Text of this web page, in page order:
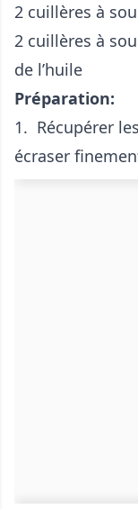
2 cuillères à
2 cuillères à
de l’huile
Préparation:
1. Récupérer
écraser